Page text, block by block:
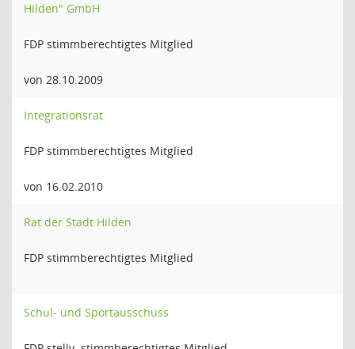
Hilden" GmbH
FDP stimmberechtigtes Mitglied
von 28.10.2009
Integrationsrat
FDP stimmberechtigtes Mitglied
von 16.02.2010
Rat der Stadt Hilden
FDP stimmberechtigtes Mitglied
Schul- und Sportausschuss